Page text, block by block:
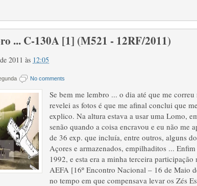
... C-130A [1] (M521 - 12RF/2011)
2011 às 12:05
No comments
Se bem me lembro ... o dia até que me
revelei as fotos é que me afinal conclui que
explico. Na altura estava a usar uma Lomo,
senão quando a coisa encravou e eu não me
de 36 exp. que incluía, entre outros, alguns
Açores e armazenados, empilhaditos ...
1992, e esta era a minha terceira
AEFA [16º Encontro Nacional – 16 de Maio
no tempo em que compensava levar os Zés